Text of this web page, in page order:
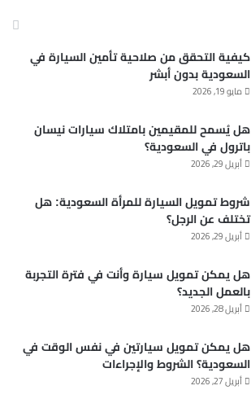
كيفية التحقق من صلاحية تأمين السيارة في
السعودية بدون أبشر
مايو 19, 2026
هل يُسمح للمقيمين بامتلاك سيارات نيسان
باترول في السعودية؟
أبريل 29, 2026
شروط تمويل السيارة للمرأة السعودية: هل
تختلف عن الرجل؟
أبريل 29, 2026
هل يمكن تمويل سيارة وأنت في فترة التجربة
بالعمل الجديد؟
أبريل 28, 2026
هل يمكن تمويل سيارتين في نفس الوقت في
السعودية؟ الشروط والإجراءات
أبريل 27, 2026